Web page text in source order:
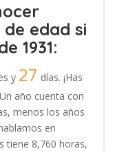
edad si
1931:
y 27 días. ¡Has
año cuenta con
menos los años
en
tiene 8,760 horas,